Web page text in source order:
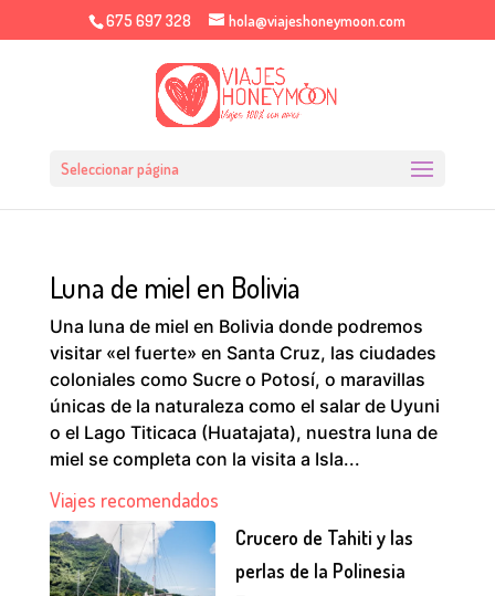
675 697 328 hola@viajeshoneymoon.com
Seleccionar página
Luna de miel en Bolivia
Una luna de miel en Bolivia donde podremos
visitar «el fuerte» en Santa Cruz, las ciudades
coloniales como Sucre o Potosí, o maravillas
únicas de la naturaleza como el salar de Uyuni
o el Lago Titicaca (Huatajata), nuestra luna de
miel se completa con la visita a Isla...
Viajes recomendados
Crucero de Tahiti y las
perlas de la Polinesia